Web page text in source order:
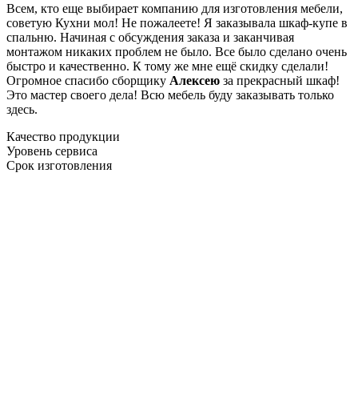
Всем, кто еще выбирает компанию для изготовления мебели,
советую Кухни мол! Не пожалеете! Я заказывала шкаф-купе в
спальню. Начиная с обсуждения заказа и заканчивая
монтажом никаких проблем не было. Все было сделано очень
быстро и качественно. К тому же мне ещё скидку сделали!
Огромное спасибо сборщику Алексею за прекрасный шкаф!
Это мастер своего дела! Всю мебель буду заказывать только
здесь.
Качество продукции
Уровень сервиса
Срок изготовления